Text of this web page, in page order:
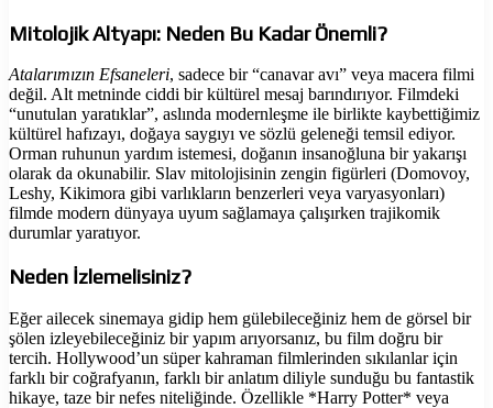
Mitolojik Altyapı: Neden Bu Kadar Önemli?
Atalarımızın Efsaneleri, sadece bir “canavar avı” veya macera filmi
değil. Alt metninde ciddi bir kültürel mesaj barındırıyor. Filmdeki
“unutulan yaratıklar”, aslında modernleşme ile birlikte kaybettiğimiz
kültürel hafızayı, doğaya saygıyı ve sözlü geleneği temsil ediyor.
Orman ruhunun yardım istemesi, doğanın insanoğluna bir yakarışı
olarak da okunabilir. Slav mitolojisinin zengin figürleri (Domovoy,
Leshy, Kikimora gibi varlıkların benzerleri veya varyasyonları)
filmde modern dünyaya uyum sağlamaya çalışırken trajikomik
durumlar yaratıyor.
Neden İzlemelisiniz?
Eğer ailecek sinemaya gidip hem gülebileceğiniz hem de görsel bir
şölen izleyebileceğiniz bir yapım arıyorsanız, bu film doğru bir
tercih. Hollywood’un süper kahraman filmlerinden sıkılanlar için
farklı bir coğrafyanın, farklı bir anlatım diliyle sunduğu bu fantastik
hikaye, taze bir nefes niteliğinde. Özellikle *Harry Potter* veya